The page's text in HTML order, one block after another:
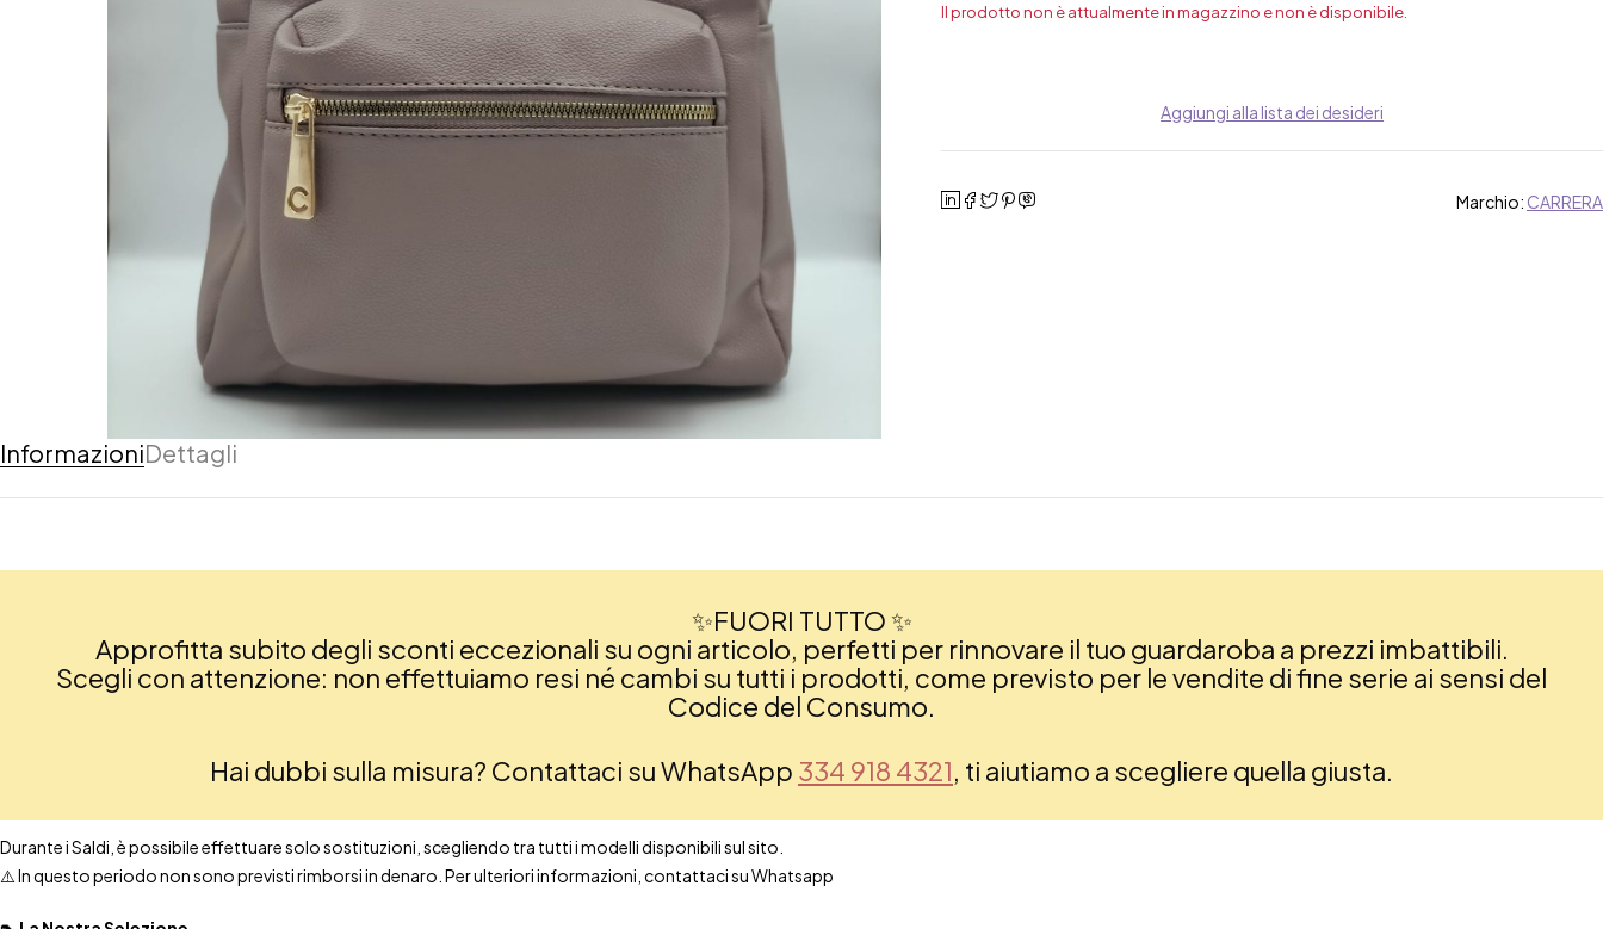
Il prodotto non è attualmente in magazzino e non è disponibile.
Aggiungi alla lista dei desideri
Marchio: CARRERA
InformazioniDettagli
✨FUORI TUTTO ✨
Approfitta subito degli sconti eccezionali su ogni articolo, perfetti per rinnovare il tuo guardaroba a prezzi imbattibili.
Scegli con attenzione: non effettuiamo resi né cambi su tutti i prodotti, come previsto per le vendite di fine serie ai sensi del
Codice del Consumo.
Hai dubbi sulla misura? Contattaci su WhatsApp 334 918 4321, ti aiutiamo a scegliere quella giusta.
Durante i Saldi, è possibile effettuare solo sostituzioni, scegliendo tra tutti i modelli disponibili sul sito.
⚠️ In questo periodo non sono previsti rimborsi in denaro. Per ulteriori informazioni, contattaci su Whatsapp